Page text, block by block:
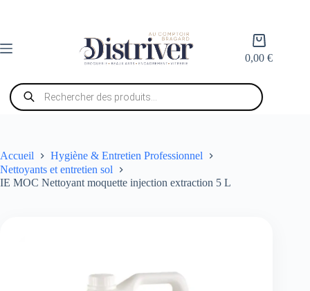
Panier
d’achat
0,00€
Recherche
de
produits
Accueil
Hygiène & Entretien Professionnel
Nettoyants et entretien sol
IE MOC Nettoyant moquette injection extraction 5 L